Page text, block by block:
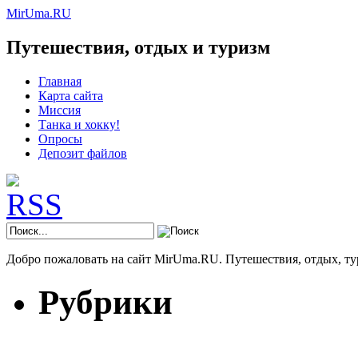
MirUma.RU
Путешествия, отдых и туризм
Главная
Карта сайта
Миссия
Танка и хокку!
Опросы
Депозит файлов
Добро пожаловать на сайт MirUma.RU. Путешествия, отдых,
Рубрики